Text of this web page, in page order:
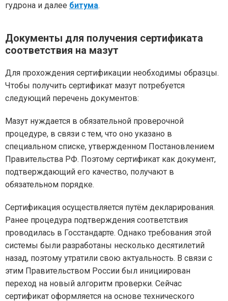
гудрона и далее битума.
Документы для получения сертификата
соответствия на мазут
Для прохождения сертификации необходимы образцы.
Чтобы получить сертификат мазут потребуется
следующий перечень документов:
Мазут нуждается в обязательной проверочной
процедуре, в связи с тем, что оно указано в
специальном списке, утвержденном Постановлением
Правительства РФ. Поэтому сертификат как документ,
подтверждающий его качество, получают в
обязательном порядке.
Сертификация осуществляется путём декларирования.
Ранее процедура подтверждения соответствия
проводилась в Госстандарте. Однако требования этой
системы были разработаны несколько десятилетий
назад, поэтому утратили свою актуальность. В связи с
этим Правительством России был инициирован
переход на новый алгоритм проверки. Сейчас
сертификат оформляется на основе технического